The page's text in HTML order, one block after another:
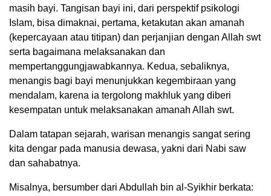
masih bayi. Tangisan bayi ini, dari perspektif psikologi
Islam, bisa dimaknai, pertama, ketakutan akan amanah
(kepercayaan atau titipan) dan perjanjian dengan Allah swt
serta bagaimana melaksanakan dan
mempertanggungjawabkannya. Kedua, sebaliknya,
menangis bagi bayi menunjukkan kegembiraan yang
mendalam, karena ia tergolong makhluk yang diberi
kesempatan untuk melaksanakan amanah Allah swt.
Dalam tatapan sejarah, warisan menangis sangat sering
kita dengar pada manusia dewasa, yakni dari Nabi saw
dan sahabatnya.
Misalnya, bersumber dari Abdullah bin al-Syikhir berkata: